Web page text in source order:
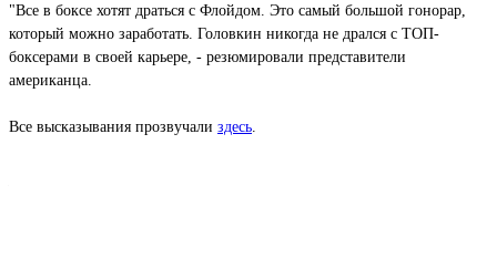
"Все в боксе хотят драться с Флойдом. Это самый большой гонорар,
который можно заработать. Головкин никогда не дрался с ТОП-
боксерами в своей карьере, - резюмировали представители
американца.
Все высказывания прозвучали здесь